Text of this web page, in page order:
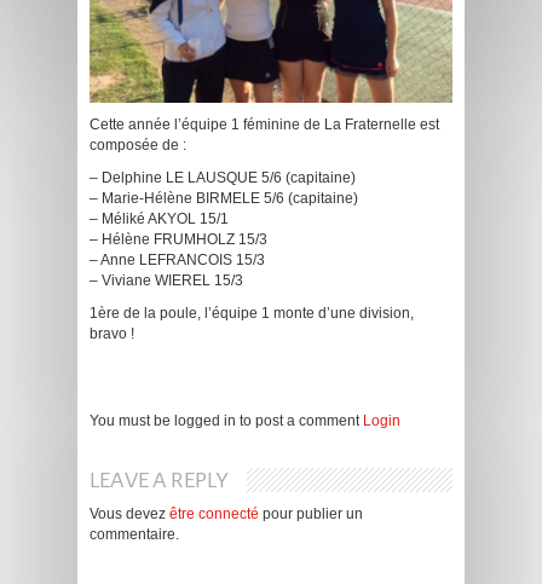
Cette année l’équipe 1 féminine de La Fraternelle est
composée de :
– Delphine LE LAUSQUE 5/6 (capitaine)
– Marie-Hélène BIRMELE 5/6 (capitaine)
– Méliké AKYOL 15/1
– Hélène FRUMHOLZ 15/3
– Anne LEFRANCOIS 15/3
– Viviane WIEREL 15/3
1ère de la poule, l’équipe 1 monte d’une division,
bravo !
You must be logged in to post a comment Login
LEAVE A REPLY
Vous devez être connecté pour publier un
commentaire.